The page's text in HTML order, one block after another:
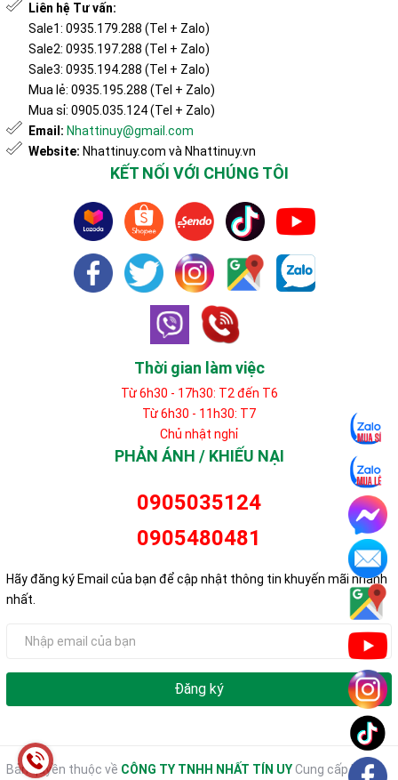
Liên hệ Tư vấn:
Sale1: 0935.179.288 (Tel + Zalo)
Sale2: 0935.197.288 (Tel + Zalo)
Sale3: 0935.194.288 (Tel + Zalo)
Mua lẻ: 0935.195.288 (Tel + Zalo)
Mua sỉ: 0905.035.124 (Tel + Zalo)
Email: Nhattinuy@gmail.com
Website: Nhattinuy.com và Nhattinuy.vn
KẾT NỐI VỚI CHÚNG TÔI
Thời gian làm việc
Từ 6h30 - 17h30: T2 đến T6
Từ 6h30 - 11h30: T7
Chủ nhật nghỉ
PHẢN ÁNH / KHIẾU NẠI
0905035124
0905480481
Hãy đăng ký Email của bạn để cập nhật thông tin khuyến mãi nhanh
nhất.
Đăng ký
Bản quyền thuộc về CÔNG TY TNHH NHẤT TÍN UYCung cấp bởi